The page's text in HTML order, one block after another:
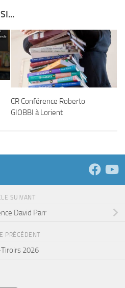
CR Conférence Roberto
GIOBBI à Lorient
SUIVANT
David Parr
PRÉCÉDENT
2026